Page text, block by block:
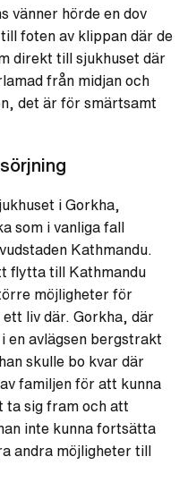
vänner hörde en dov
foten av klippan där de
direkt till sjukhuset där
från midjan och
det är för smärtsamt
i Gorkha,
som i vanliga fall
Kathmandu.
flytta till Kathmandu
möjligheter för
ett liv där. Gorkha, där
en avlägsen bergstrakt
skulle bo kvar där
familjen för att kunna
ta sig fram och att
inte kunna fortsätta
andra möjligheter till